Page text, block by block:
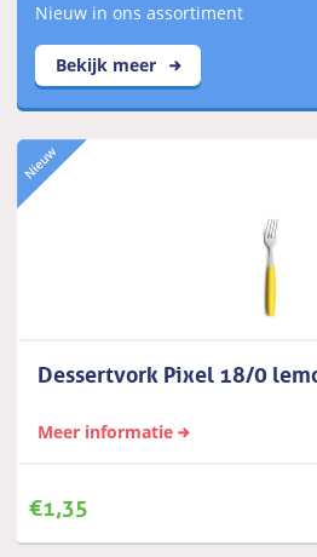
Nieuw in ons assortiment
Bekijk meer
Dessertvork Pixel 18/0
Meer informatie
€1,35